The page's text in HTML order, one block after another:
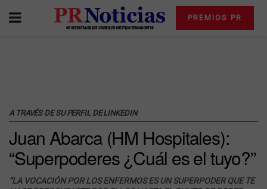
PREMIOS PR
A TRAVÉS DE SU PERFIL DE LINKEDIN
Juan Abarca (HM Hospitales):
“Superpoderes ¿Cuál es el tuyo?”
“LA VOCACIÓN POR LOS ENFERMOS ES UN SUPERPODER QUE TE